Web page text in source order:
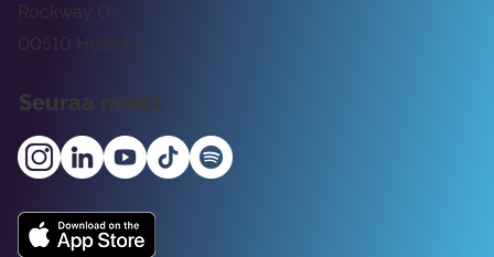
Rockway Oy
00510 Helsinki
Seuraa meitä